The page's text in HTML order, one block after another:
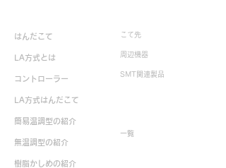
はんだこて
LA方式とは
コントローラー
LA方式はんだこて
簡易温調型の紹介
無温調型の紹介
樹脂かしめの紹介
こて先
周辺機器
SMT関連製品
一覧